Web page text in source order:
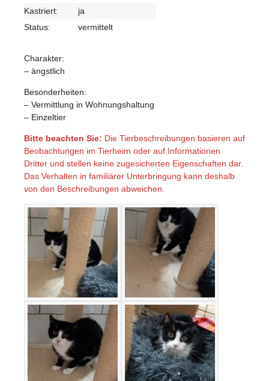
Kastriert:
ja
Status:
vermittelt
Charakter:
– ängstlich
Besonderheiten:
– Vermittlung in Wohnungshaltung
– Einzeltier
Bitte beachten Sie: Die Tierbeschreibungen basieren auf
Beobachtungen im Tierheim oder auf Informationen
Dritter und stellen keine zugesicherten Eigenschaften dar.
Das Verhalten in familiärer Unterbringung kann deshalb
von den Beschreibungen abweichen.